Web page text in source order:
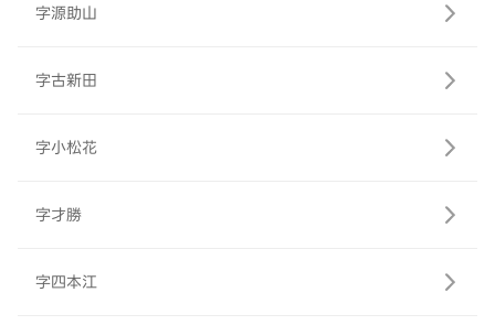
字源助山
字古新田
字小松花
字才勝
字四本江